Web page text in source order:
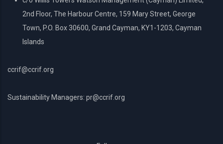
2nd Floor, The Harbour Centre, 159 Mary Street, George
Town, P.O. Box 30600, Grand Cayman, KY1-1203, Cayman
Islands
ccrif@ccrif.org
Sustainability Managers: pr@ccrif.org